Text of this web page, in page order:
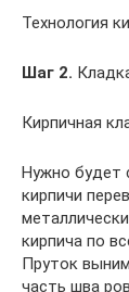
Технология
Шаг 2.
Кирпичная
Нужно будет
кирпичи
кирпича по
Пруток
часть шва